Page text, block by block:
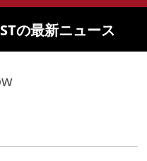
の最新ニュース